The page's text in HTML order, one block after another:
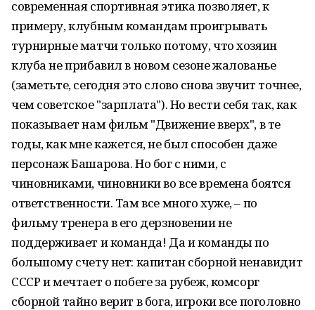
современная спортивная этика позволяет, к
примеру, клубным командам проигрывать
турнирные матчи только потому, что хозяин
клуба не прибавил в новом сезоне жалованье
(заметьте, сегодня это слово снова звучит точнее,
чем советское "зарплата"). Но вести себя так, как
показывает нам фильм "Движение вверх", в те
годы, как мне кажется, не был способен даже
персонаж Башарова. Но бог с ними, с
чиновниками, чиновники во все времена боятся
ответственности. Там все много хуже, – по
фильму тренера в его дерзновении не
поддерживает и команда! Да и команды по
большому счету нет: капитан сборной ненавидит
СССР и мечтает о побеге за рубеж, комсорг
сборной тайно верит в бога, игроки все поголовно